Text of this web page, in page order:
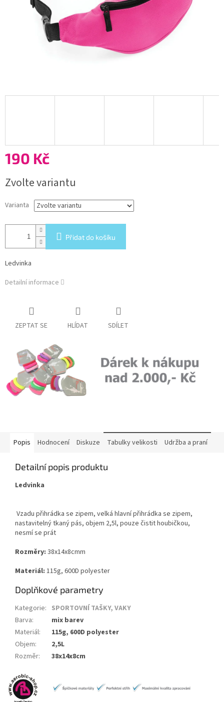
190 Kč
cena:
Zvolte variantu
Varianta
Přidat do košíku
Ledvinka
Detailní informace
ZEPTAT SE HLÍDAT SDÍLET
Popis Hodnocení Diskuze Tabulky velikosti Udržba a praní
Detailní popis produktu
Ledvinka
Vzadu přihrádka se zipem, velká hlavní přihrádka se zipem,
nastavitelný tkaný pás, objem 2,5l, pouze čistit houbičkou,
nesmí se prát
Rozměry: 38x14x8cmm
Materiál: 115g, 600D polyester
Doplňkové parametry
Kategorie: SPORTOVNÍ TAŠKY, VAKY
Barva:
mix barev
Materiál:
115g, 600D polyester
Objem:
2,5L
Rozměr: 38x14x8cm